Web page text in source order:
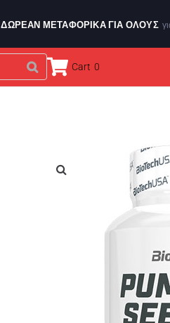
ΔΩΡΕΑΝ ΜΕΤΑΦΟΡΙΚΑ ΓΙΑ ΌΛΟΥΣ
Cart 0